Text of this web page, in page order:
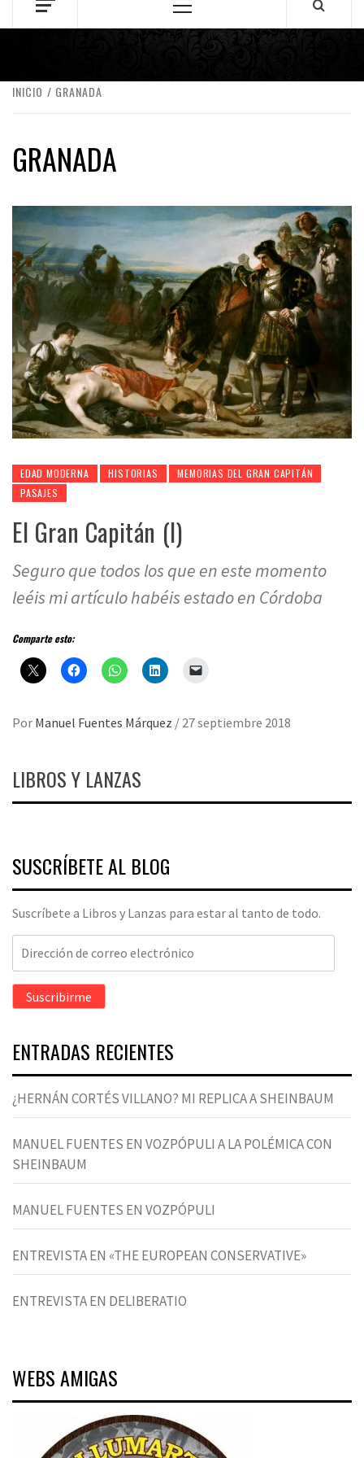
Menú
INICIO GRANADA
GRANADA
EDAD MODERNA HISTORIAS
MEMORIAS DEL GRAN CAPITÁN
PASAJES
El Gran Capitán (I)
Seguro que todos los que en este momento
leéis mi artículo habéis estado en Córdoba
Comparte esto:
Por Manuel Fuentes Márquez / 27 septiembre 2018
LIBROS Y LANZAS
SUSCRÍBETE AL BLOG
Suscríbete a Libros y Lanzas para estar al tanto de todo.
Dirección
correo
electrónico
Suscribirme
ENTRADAS RECIENTES
¿HERNÁN CORTÉS VILLANO? MI REPLICA A SHEINBAUM
MANUEL FUENTES EN VOZPÓPULI A LA POLÉMICA CON
SHEINBAUM
MANUEL FUENTES EN VOZPÓPULI
ENTREVISTA EN «THE EUROPEAN CONSERVATIVE»
ENTREVISTA EN DELIBERATIO
WEBS AMIGAS